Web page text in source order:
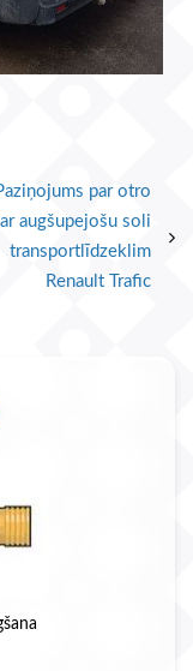
par otro
augšupejošu soli
transportlīdzeklim
Renault Trafic